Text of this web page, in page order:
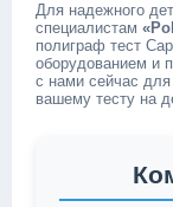
Для надежного
специалистам
полиграф тест
оборудованием и
с нами сейчас
вашему тесту на